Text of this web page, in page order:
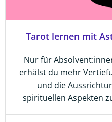
Tarot lernen mit
Nur für
erhälst du mehr
und die
spirituellen Aspekten